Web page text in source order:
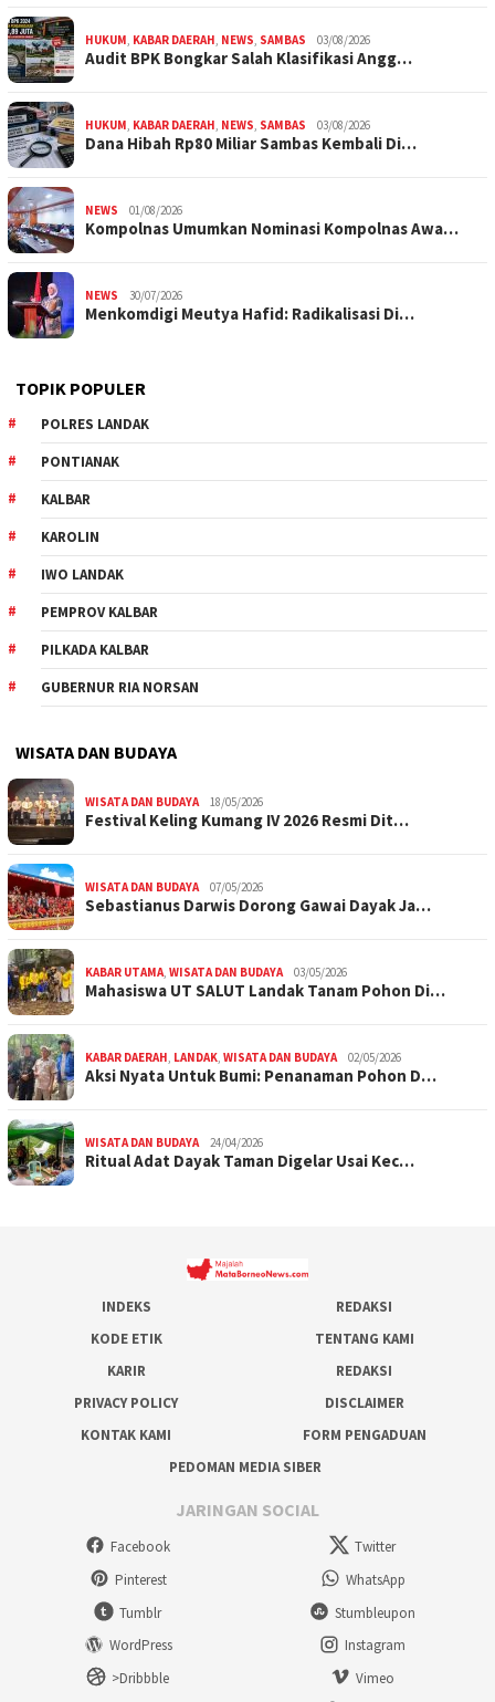
HUKUM, KABAR DAERAH, NEWS, SAMBAS 03/08/2026
Audit BPK Bongkar Salah Klasifikasi Angg…
HUKUM, KABAR DAERAH, NEWS, SAMBAS 03/08/2026
Dana Hibah Rp80 Miliar Sambas Kembali Di…
NEWS 01/08/2026
Kompolnas Umumkan Nominasi Kompolnas Awa…
NEWS 30/07/2026
Menkomdigi Meutya Hafid: Radikalisasi Di…
TOPIK POPULER
POLRES LANDAK
PONTIANAK
KALBAR
KAROLIN
IWO LANDAK
PEMPROV KALBAR
PILKADA KALBAR
GUBERNUR RIA NORSAN
WISATA DAN BUDAYA
WISATA DAN BUDAYA 18/05/2026
Festival Keling Kumang IV 2026 Resmi Dit…
WISATA DAN BUDAYA 07/05/2026
Sebastianus Darwis Dorong Gawai Dayak Ja…
KABAR UTAMA, WISATA DAN BUDAYA 03/05/2026
Mahasiswa UT SALUT Landak Tanam Pohon Di…
KABAR DAERAH, LANDAK, WISATA DAN BUDAYA 02/05/2026
Aksi Nyata Untuk Bumi: Penanaman Pohon D…
WISATA DAN BUDAYA 24/04/2026
Ritual Adat Dayak Taman Digelar Usai Kec…
INDEKS
REDAKSI
KODE ETIK
TENTANG KAMI
KARIR
REDAKSI
PRIVACY POLICY
DISCLAIMER
KONTAK KAMI
FORM PENGADUAN
PEDOMAN MEDIA SIBER
JARINGAN SOCIAL
Facebook
Twitter
Pinterest
WhatsApp
Tumblr
Stumbleupon
WordPress
Instagram
>Dribbble
Vimeo